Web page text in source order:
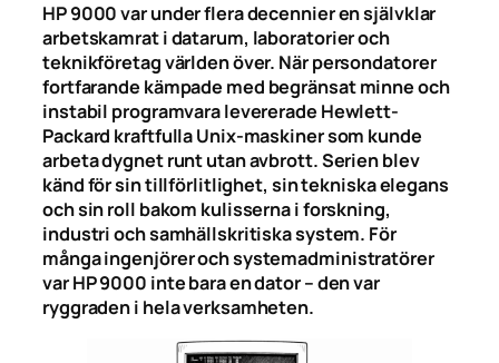
HP 9000 var under flera decennier en självklar
arbetskamrat i datarum, laboratorier och
teknikföretag världen över. När persondatorer
fortfarande kämpade med begränsat minne och
instabil programvara levererade Hewlett-
Packard kraftfulla Unix-maskiner som kunde
arbeta dygnet runt utan avbrott. Serien blev
känd för sin tillförlitlighet, sin tekniska elegans
och sin roll bakom kulisserna i forskning,
industri och samhällskritiska system. För
många ingenjörer och systemadministratörer
var HP 9000 inte bara en dator – den var
ryggraden i hela verksamheten.